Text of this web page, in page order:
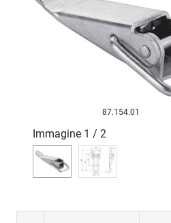
87.154.01
Immagine 1 / 2